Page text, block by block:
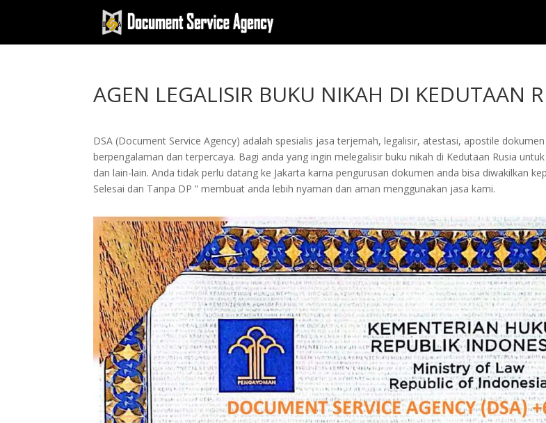
AGEN LEGALISIR BUKU NIKAH DI KEDUTAAN
DSA (Document Service Agency) adalah spesialis jasa terjemah, legalisir, atestasi, apostile
berpengalaman dan terpercaya. Bagi anda yang ingin melegalisir buku nikah di Kedutaan Rusia
dan lain-lain. Anda tidak perlu datang ke Jakarta karna pengurusan dokumen anda bisa diwakilkan
Selesai dan Tanpa DP ” membuat anda lebih nyaman dan aman menggunakan jasa kami.